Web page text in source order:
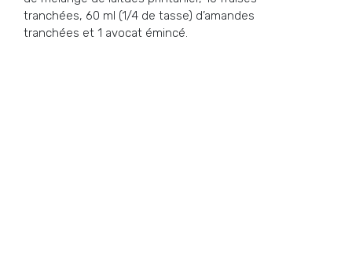
tranchées, 60 ml (1/4 de tasse) d’amandes
tranchées et 1 avocat émincé.